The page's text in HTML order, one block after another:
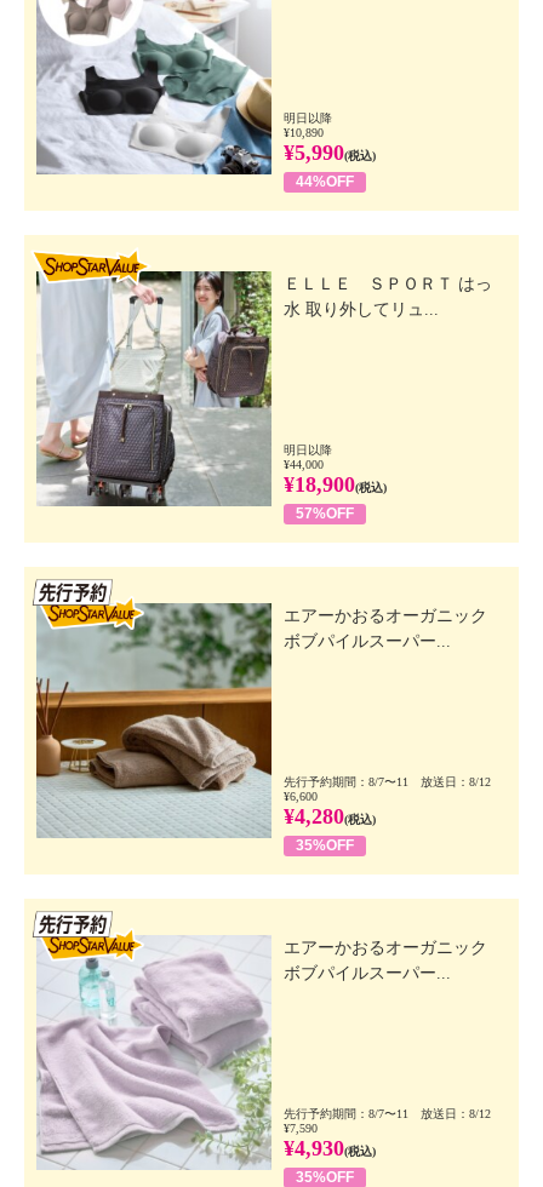
明日以降
¥10,890
¥5,990(税込)
44%OFF
ＥＬＬＥ ＳＰＯＲＴ はっ
水 取り外してリュ...
明日以降
¥44,000
¥18,900(税込)
57%OFF
エアーかおるオーガニック
ボブパイルスーパー...
先行予約期間：8/7〜11 放送日：8/12
¥6,600
¥4,280(税込)
35%OFF
エアーかおるオーガニック
ボブパイルスーパー...
先行予約期間：8/7〜11 放送日：8/12
¥7,590
¥4,930(税込)
35%OFF